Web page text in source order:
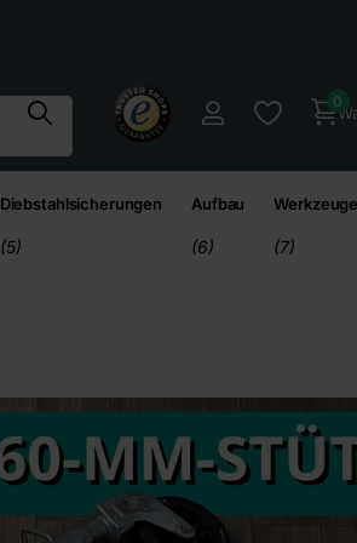
0
Diebstahlsicherungen
(5)
Aufbau
(6) (7)